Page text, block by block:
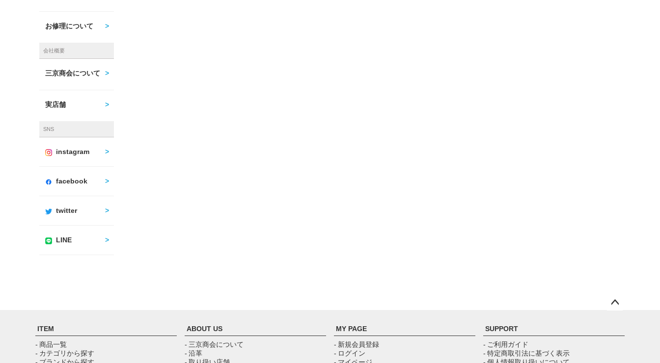
お修理について
会社概要
三京商会について
実店舗
SNS
instagram
facebook
twitter
LINE
ップ
ITEM
- 商品一覧
- カテゴリから探す
ABOUT US
- 三京商会について
- 沿革
MY PAGE
- 新規会員登録
- ログイン
SUPPORT
- ご利用ガイド
- 特定商取引法に基づく表示